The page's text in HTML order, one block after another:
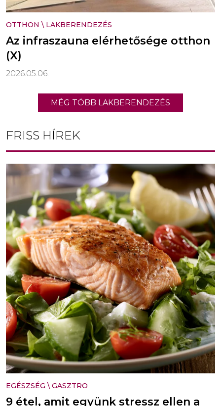
OTTHON \ LAKBERENDEZÉS
Az infraszauna elérhetősége otthon
(X)
2026.05.06.
MÉG TÖBB LAKBERENDEZÉS
FRISS HÍREK
EGÉSZSÉG \ GASZTRO
9 étel, amit együnk stressz ellen a